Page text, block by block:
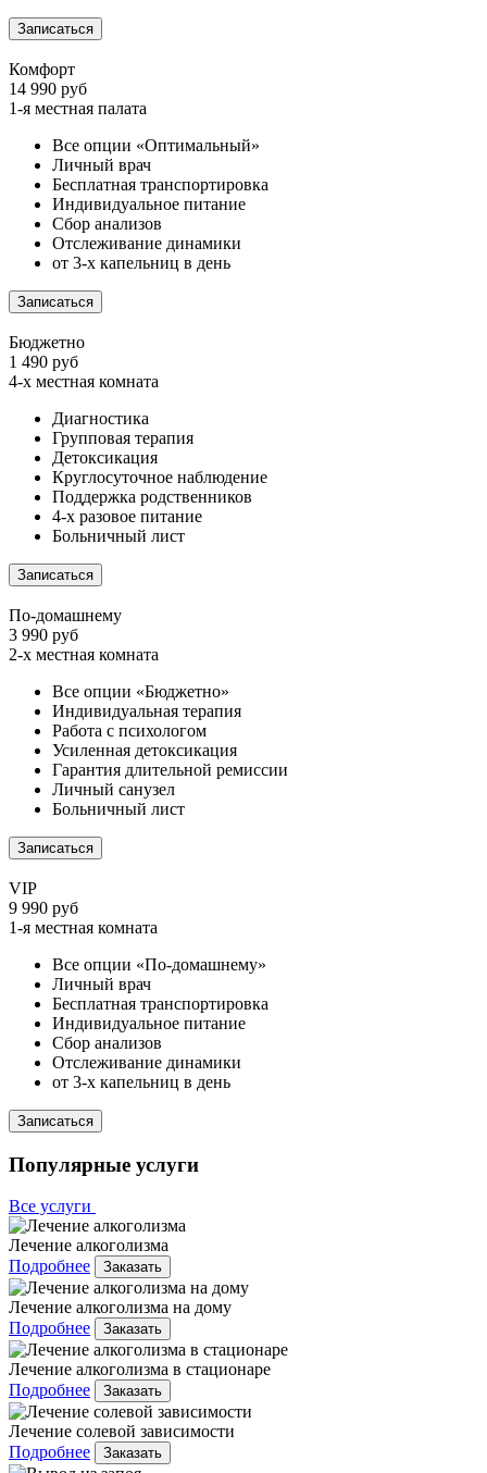
Записаться
Комфорт
14 990 руб
1-я местная палата
Все опции «Оптимальный»
Личный врач
Бесплатная транспортировка
Индивидуальное питание
Сбор анализов
Отслеживание динамики
от 3-х капельниц в день
Записаться
Бюджетно
1 490 руб
4-х местная комната
Диагностика
Групповая терапия
Детоксикация
Круглосуточное наблюдение
Поддержка родственников
4-х разовое питание
Больничный лист
Записаться
По-домашнему
3 990 руб
2-х местная комната
Все опции «Бюджетно»
Индивидуальная терапия
Работа с психологом
Усиленная детоксикация
Гарантия длительной ремиссии
Личный санузел
Больничный лист
Записаться
VIP
9 990 руб
1-я местная комната
Все опции «По-домашнему»
Личный врач
Бесплатная транспортировка
Индивидуальное питание
Сбор анализов
Отслеживание динамики
от 3-х капельниц в день
Записаться
Популярные услуги
Все услуги
Лечение алкоголизма
Подробнее
Заказать
Лечение алкоголизма на дому
Подробнее
Заказать
Лечение алкоголизма в стационаре
Подробнее
Заказать
Лечение солевой зависимости
Подробнее
Заказать